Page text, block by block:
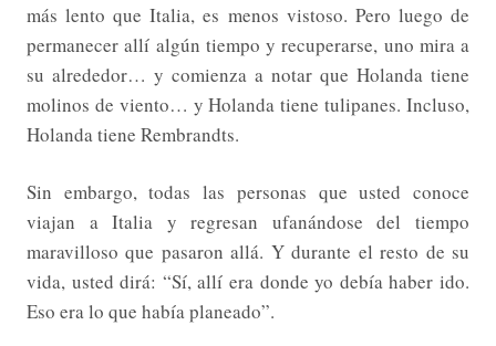
más lento que Italia, es menos vistoso. Pero luego de
permanecer allí algún tiempo y recuperarse, uno mira a
su alrededor… y comienza a notar que Holanda tiene
molinos de viento… y Holanda tiene tulipanes. Incluso,
Holanda tiene Rembrandts.
Sin embargo, todas las personas que usted conoce
viajan a Italia y regresan ufanándose del tiempo
maravilloso que pasaron allá. Y durante el resto de su
vida, usted dirá: “Sí, allí era donde yo debía haber ido.
Eso era lo que había planeado”.